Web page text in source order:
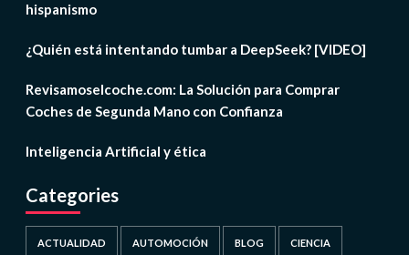
hispanismo
¿Quién está intentando tumbar a DeepSeek? [VIDEO]
Revisamoselcoche.com: La Solución para Comprar
Coches de Segunda Mano con Confianza
Inteligencia Artificial y ética
Categories
ACTUALIDAD AUTOMOCIÓN BLOG CIENCIA